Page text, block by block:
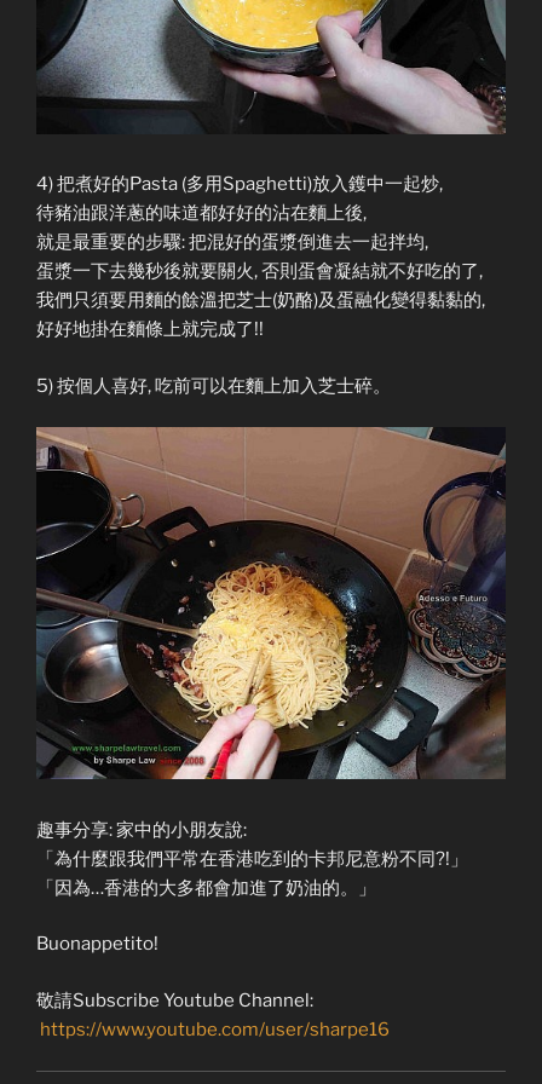
4) 把煮好的Pasta (多用Spaghetti)放入鑊中一起炒,
待豬油跟洋蔥的味道都好好的沾在麵上後,
就是最重要的步驟: 把混好的蛋漿倒進去一起拌均,
蛋漿一下去幾秒後就要關火, 否則蛋會凝結就不好吃的了,
我們只須要用麵的餘溫把芝士(奶酪)及蛋融化變得黏黏的,
好好地掛在麵條上就完成了!!
5) 按個人喜好, 吃前可以在麵上加入芝士碎。
趣事分享: 家中的小朋友說:
「為什麼跟我們平常在香港吃到的卡邦尼意粉不同?!」
「因為…香港的大多都會加進了奶油的。」
Buonappetito!
敬請Subscribe Youtube Channel:
https://www.youtube.com/user/sharpe16